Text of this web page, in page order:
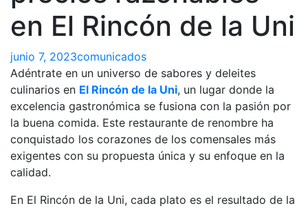
en El Rincón de la Uni
junio 7, 2023comunicados
Adéntrate en un universo de sabores y deleites
culinarios en El Rincón de la Uni, un lugar donde la
excelencia gastronómica se fusiona con la pasión por
la buena comida. Este restaurante de renombre ha
conquistado los corazones de los comensales más
exigentes con su propuesta única y su enfoque en la
calidad.
En El Rincón de la Uni, cada plato es el resultado de la